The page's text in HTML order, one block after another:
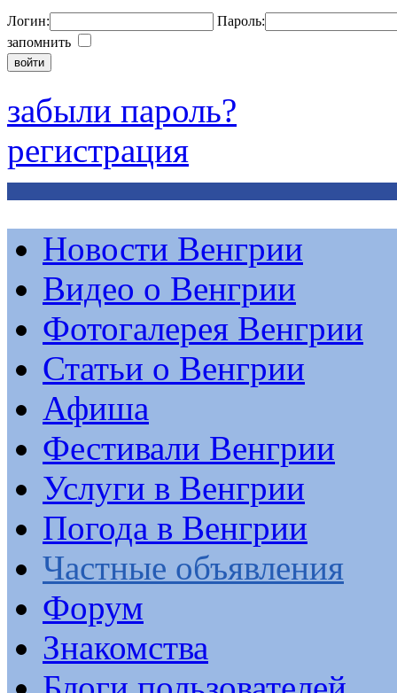
Логин:
Пароль:
запомнить
забыли пароль?
регистрация
Новости Венгрии
Видео о Венгрии
Фотогалерея Венгрии
Статьи о Венгрии
Афиша
Фестивали Венгрии
Услуги в Венгрии
Погода в Венгрии
Частные объявления
Форум
Знакомства